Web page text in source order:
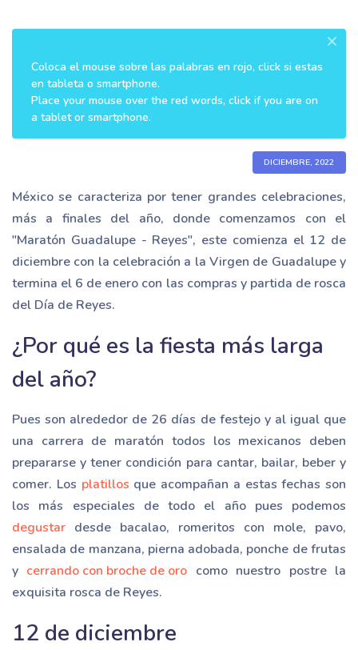
Coloca el mouse sobre las palabras en rojo, click si estas
en tableta o smartphone.
Place your mouse over the red words, click if you are on
a tablet or smartphone.
×
DICIEMBRE, 2022
México se caracteriza por tener grandes celebraciones,
más a finales del año, donde comenzamos con el
"Maratón Guadalupe - Reyes", este comienza el 12 de
diciembre con la celebración a la Virgen de Guadalupe y
termina el 6 de enero con las compras y partida de rosca
del Día de Reyes.
¿Por qué es la fiesta más larga
del año?
Pues son alrededor de 26 días de festejo y al igual que
una carrera de maratón todos los mexicanos deben
prepararse y tener condición para cantar, bailar, beber y
comer. Los platillos que acompañan a estas fechas son
los más especiales de todo el año pues podemos
degustar desde bacalao, romeritos con mole, pavo,
ensalada de manzana, pierna adobada, ponche de frutas
y cerrando con broche de oro como nuestro postre la
exquisita rosca de Reyes.
12 de diciembre